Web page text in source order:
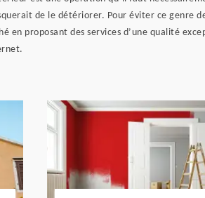
de le détériorer. Pour éviter ce genre
en proposant des services d’une qualité